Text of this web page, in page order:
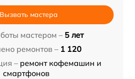
Вызвать мастера
мастером – 5 лет
ремонтов – 1 120
– ремонт кофемашин и
смартфонов